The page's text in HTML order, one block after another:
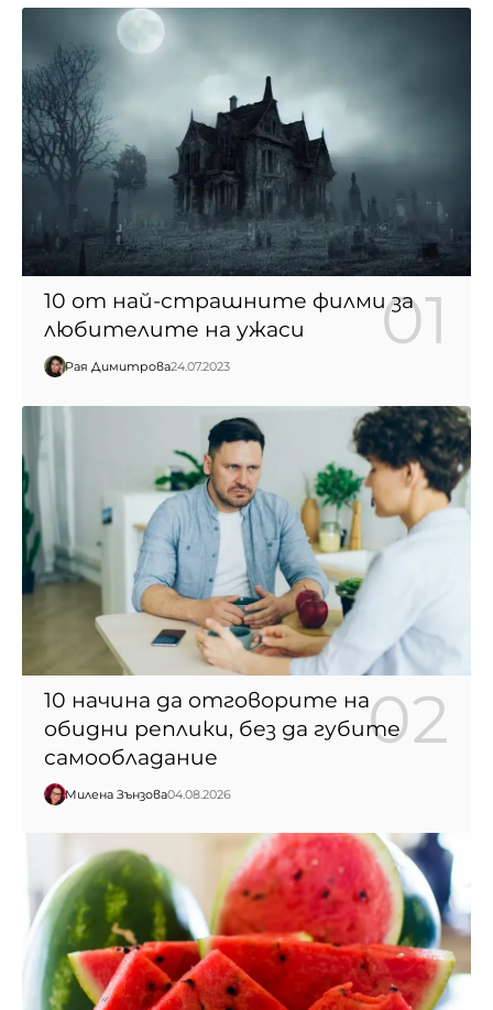
10 от най-страшните филми за
любителите на ужаси
Рая Димитрова24.07.2023
10 начина да отговорите на
обидни реплики, без да губите
самообладание
Милена Зънзова04.08.2026